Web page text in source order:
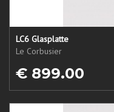
LC6 Glasplatte
Le Corbusier
€ 899.00